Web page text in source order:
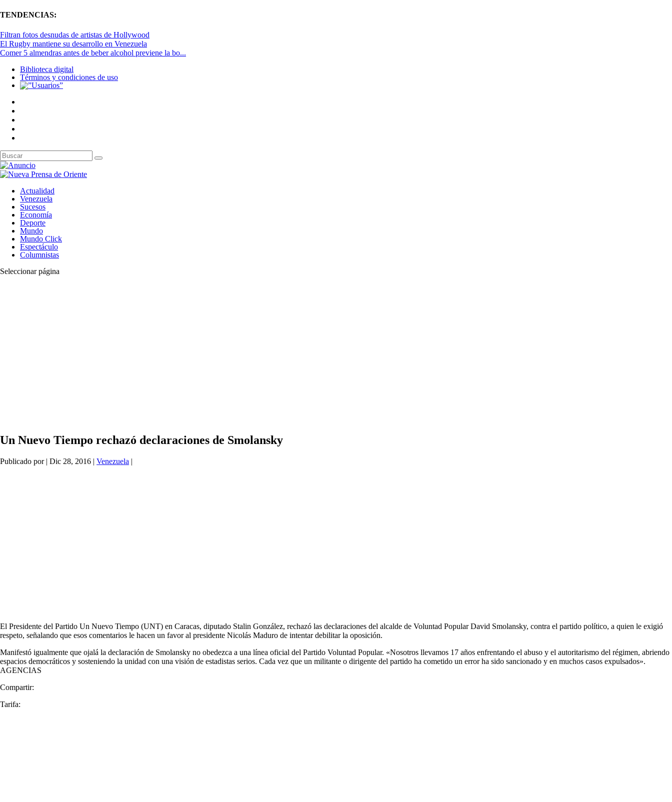
TENDENCIAS:
Filtran fotos desnudas de artistas de Hollywood
El Rugby mantiene su desarrollo en Venezuela
Comer 5 almendras antes de beber alcohol previene la bo...
Biblioteca digital
Términos y condiciones de uso
Actualidad
Venezuela
Sucesos
Economía
Deporte
Mundo
Mundo Click
Espectáculo
Columnistas
Seleccionar página
Un Nuevo Tiempo rechazó declaraciones de Smolansky
Publicado por | Dic 28, 2016 | Venezuela |
El Presidente del Partido Un Nuevo Tiempo (UNT) en Caracas, diputado Stalin González, rechazó las declaraciones del alcalde de Voluntad Popular David Smolansky, contra el partido político, a quien le exigió
respeto, señalando que esos comentarios le hacen un favor al presidente Nicolás Maduro de intentar debilitar la oposición.
Manifestó igualmente que ojalá la declaración de Smolansky no obedezca a una línea oficial del Partido Voluntad Popular. «Nosotros llevamos 17 años enfrentando el abuso y el autoritarismo del régimen, abriendo
espacios democráticos y sosteniendo la unidad con una visión de estadistas serios. Cada vez que un militante o dirigente del partido ha cometido un error ha sido sancionado y en muchos casos expulsados».
AGENCIAS
Compartir:
Tarifa: